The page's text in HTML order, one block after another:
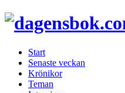
Start
Senaste veckan
Krönikor
Teman